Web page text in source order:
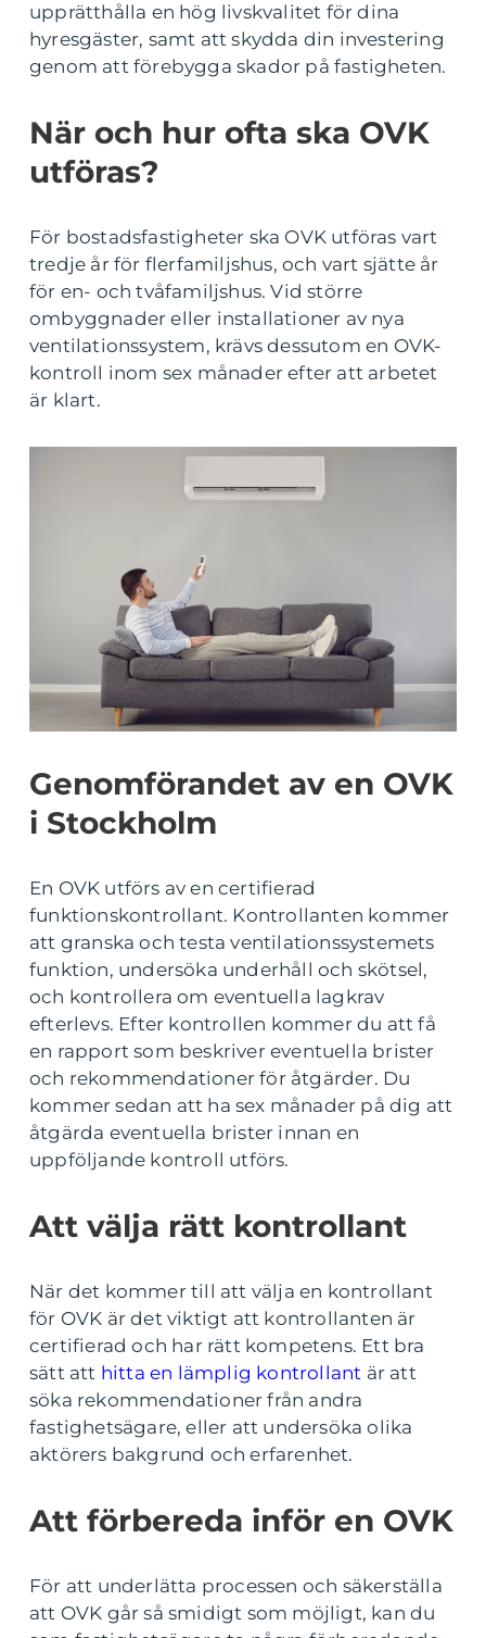
upprätthålla en hög livskvalitet för dina
hyresgäster, samt att skydda din investering
genom att förebygga skador på fastigheten.
När och hur ofta ska OVK
utföras?
För bostadsfastigheter ska OVK utföras vart
tredje år för flerfamiljshus, och vart sjätte år
för en- och tvåfamiljshus. Vid större
ombyggnader eller installationer av nya
ventilationssystem, krävs dessutom en OVK-
kontroll inom sex månader efter att arbetet
är klart.
Genomförandet av en OVK
i Stockholm
En OVK utförs av en certifierad
funktionskontrollant. Kontrollanten kommer
att granska och testa ventilationssystemets
funktion, undersöka underhåll och skötsel,
och kontrollera om eventuella lagkrav
efterlevs. Efter kontrollen kommer du att få
en rapport som beskriver eventuella brister
och rekommendationer för åtgärder. Du
kommer sedan att ha sex månader på dig att
åtgärda eventuella brister innan en
uppföljande kontroll utförs.
Att välja rätt kontrollant
När det kommer till att välja en kontrollant
för OVK är det viktigt att kontrollanten är
certifierad och har rätt kompetens. Ett bra
sätt att hitta en lämplig kontrollant är att
söka rekommendationer från andra
fastighetsägare, eller att undersöka olika
aktörers bakgrund och erfarenhet.
Att förbereda inför en OVK
För att underlätta processen och säkerställa
att OVK går så smidigt som möjligt, kan du